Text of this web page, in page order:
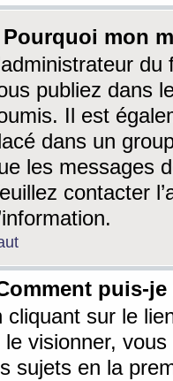
Pourquoi mon
publiez dans
Il est
dans un
les messages
contacter
puis-
cliquant sur le
le visionner,
sujets en la